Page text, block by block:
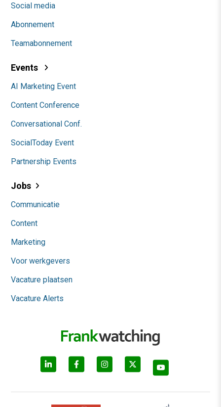
Social media
Abonnement
Teamabonnement
Events
AI Marketing Event
Content Conference
Conversational Conf.
SocialToday Event
Partnership Events
Jobs
Communicatie
Content
Marketing
Voor werkgevers
Vacature plaatsen
Vacature Alerts